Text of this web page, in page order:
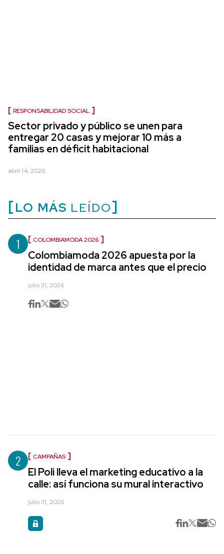
RESPONSABILIDAD SOCIAL
Sector privado y público se unen para
entregar 20 casas y mejorar 10 más a
familias en déficit habitacional
abril 14, 2026
LO MÁS LEÍDO
1 COLOMBIAMODA 2026
Colombiamoda 2026 apuesta por la
identidad de marca antes que el precio
julio 31, 2026
2 CAMPAÑAS
El Poli lleva el marketing educativo a la
calle: así funciona su mural interactivo
julio 31, 2026